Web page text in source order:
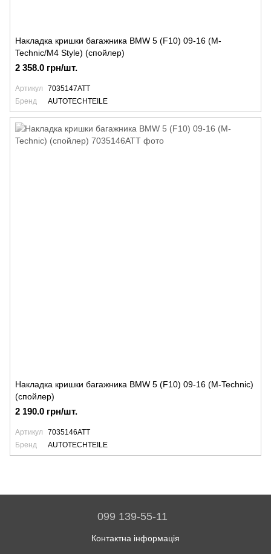
Накладка кришки багажника BMW 5 (F10) 09-16 (M-
Technic/M4 Style) (спойлер)
2 358.0 грн/шт.
Артикул
7035147ATT
Бренд
AUTOTECHTEILE
Накладка кришки багажника BMW 5 (F10) 09-16 (M-Technic)
(спойлер)
2 190.0 грн/шт.
Артикул
7035146ATT
Бренд
AUTOTECHTEILE
099 139-55-11
Контактна інформація